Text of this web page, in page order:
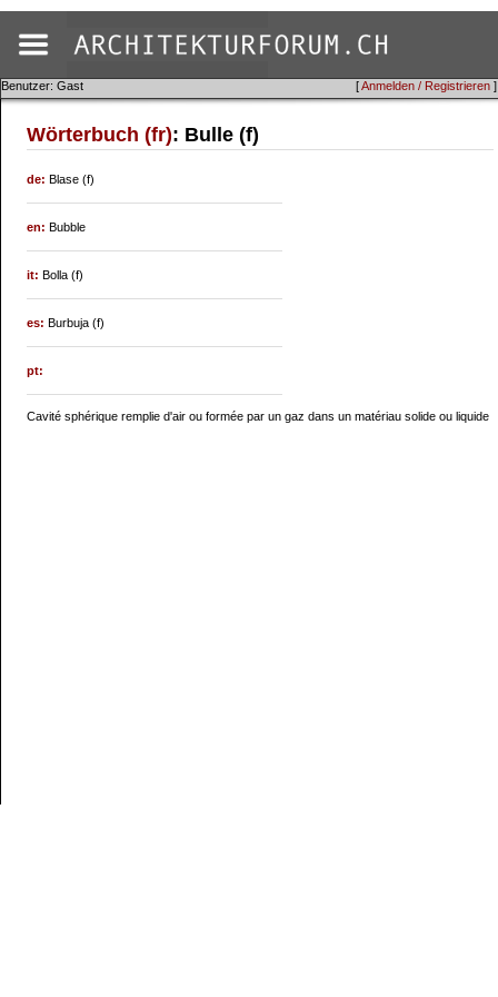
[Anmelden / Registrieren ]
Benutzer: Gast
Wörterbuch (fr): Bulle (f)
de:Blase (f)
en:Bubble
it:Bolla (f)
es:Burbuja (f)
pt:
Cavité sphérique remplie d'air ou formée par un gaz dans un matériau solide ou liquide